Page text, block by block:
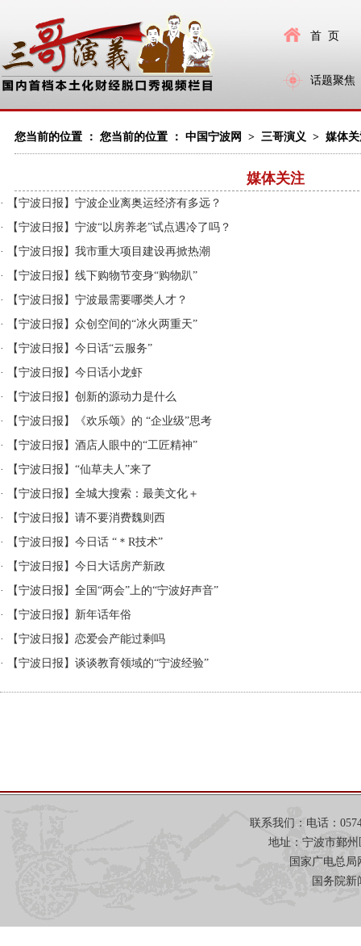
首 页
话题聚焦
您当前的位置 ： 您当前的位置 ： 中国宁波网 > 三哥演义 > 媒体
媒体关注
·
【宁波日报】宁波企业离奥运经济有多远？
·
【宁波日报】宁波“以房养老”试点遇冷了吗？
·
【宁波日报】我市重大项目建设再掀热潮
·
【宁波日报】线下购物节变身“购物趴”
·
【宁波日报】宁波最需要哪类人才？
·
【宁波日报】众创空间的“冰火两重天”
·
【宁波日报】今日话“云服务”
·
【宁波日报】今日话小龙虾
·
【宁波日报】创新的源动力是什么
·
【宁波日报】《欢乐颂》的 “企业级”思考
·
【宁波日报】酒店人眼中的“工匠精神”
·
【宁波日报】“仙草夫人”来了
·
【宁波日报】全城大搜索：最美文化＋
·
【宁波日报】请不要消费魏则西
·
【宁波日报】今日话 “＊R技术”
·
【宁波日报】今日大话房产新政
·
【宁波日报】全国“两会”上的“宁波好声音”
·
【宁波日报】新年话年俗
·
【宁波日报】恋爱会产能过剩吗
·
【宁波日报】谈谈教育领域的“宁波经验”
联系我们：电话：
地址：宁波市鄞
国家广电总局
国务院新